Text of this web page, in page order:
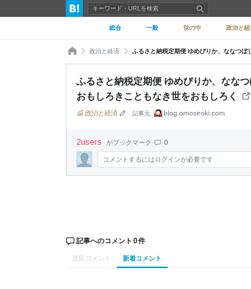
総合 一般 世の中 政治と
政治と経済
ふるさと納税定期便 ゆめぴりか、なな
おもしろきこともなき世をおもしろく
政治と経済 記事元: blog.omosiroki.com
2users がブックマーク 0
コメントするにはログインが必要です
記事へのコメント 0件
注目コメント 新着コメント